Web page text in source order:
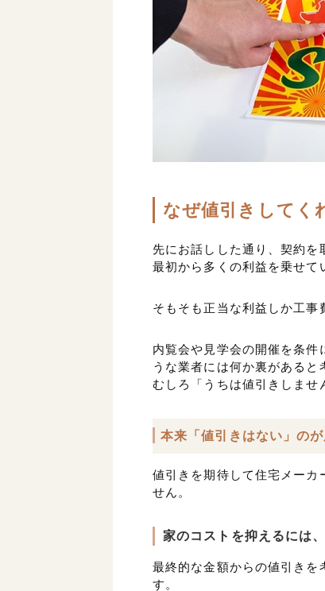
なぜ値引きしてく
先にお話しした通り、契約を
最初から多くの利益を乗せて
そもそも正当な利益しか工事
内覧会や見学会の開催を条件
うな業者には何か裏があると
むしろ「うちは値引きしませ
本来「値引きはない」のが
値引きを期待して住宅メーカ
せん。
家のコストを抑えるには
最終的な金額からの値引きを
す。